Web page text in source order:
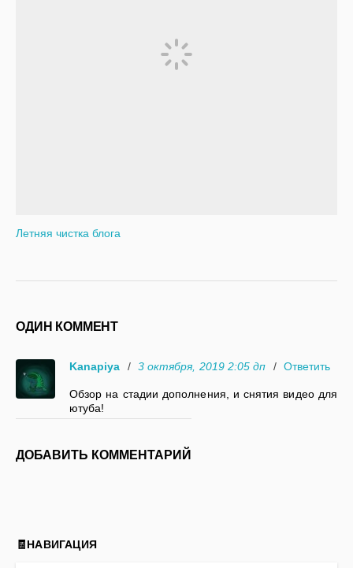
Летняя чистка блога
ОДИН КОММЕНТ
Kanapiya / 3 октября, 2019 2:05 дп / Ответить
Обзор на стадии дополнения, и снятия видео для
ютуба!
ДОБАВИТЬ КОММЕНТАРИЙ
🧾НАВИГАЦИЯ